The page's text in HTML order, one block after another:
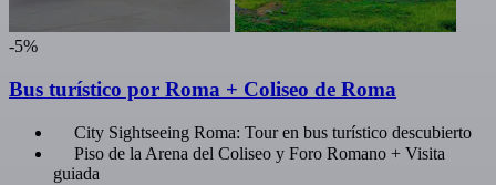
-5%
Bus turístico por Roma + Coliseo de Roma
City Sightseeing Roma: Tour en bus turístico descubierto
Piso de la Arena del Coliseo y Foro Romano + Visita
guiada